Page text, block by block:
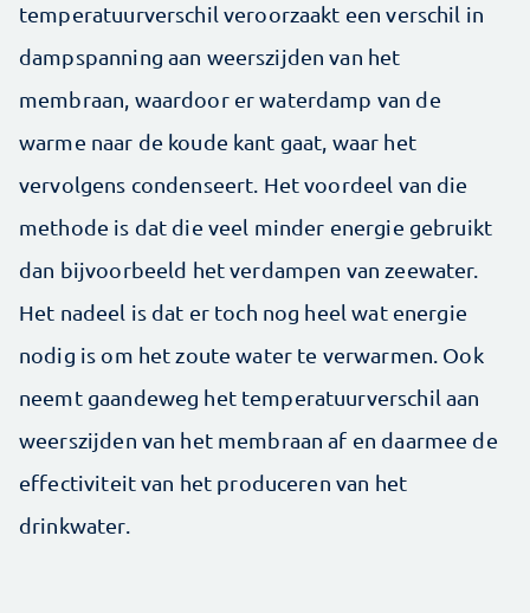
temperatuurverschil veroorzaakt een verschil in
dampspanning aan weerszijden van het
membraan, waardoor er waterdamp van de
warme naar de koude kant gaat, waar het
vervolgens condenseert. Het voordeel van die
methode is dat die veel minder energie gebruikt
dan bijvoorbeeld het verdampen van zeewater.
Het nadeel is dat er toch nog heel wat energie
nodig is om het zoute water te verwarmen. Ook
neemt gaandeweg het temperatuurverschil aan
weerszijden van het membraan af en daarmee de
effectiviteit van het produceren van het
drinkwater.